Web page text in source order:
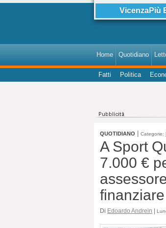
VicenzaPiù
Home Quotidiano
Fatti Politica
QUOTIDIANO Categorie:
A Sport
7.000 €
Di Edoardo Andrein |